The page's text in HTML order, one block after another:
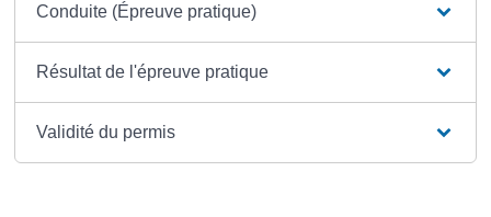
Conduite (Épreuve pratique)
Résultat de l'épreuve pratique
Validité du permis